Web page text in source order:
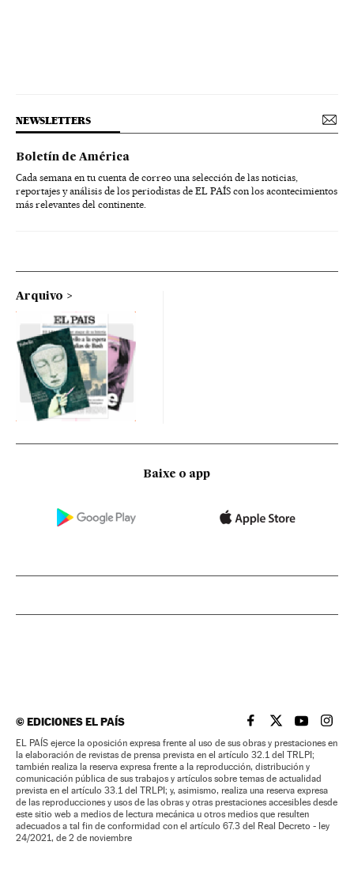
NEWSLETTERS
Boletín de América
Cada semana en tu cuenta de correo una selección de las noticias,
reportajes y análisis de los periodistas de EL PAÍS con los acontecimientos
más relevantes del continente.
Arquivo
Baixe o app
©EDICIONES EL PAÍS EL PAÍS BRASIL EN
EL PAÍSEL PAÍS
EL
EL PAÍS ejerce la oposición expresa frente al uso de sus obras y prestaciones en
la elaboración de revistas de prensa prevista en el artículo 32.1 del TRLPI;
también realiza la reserva expresa frente a la reproducción, distribución y
comunicación pública de sus trabajos y artículos sobre temas de actualidad
prevista en el artículo 33.1 del TRLPI; y, asimismo, realiza una reserva expresa
de las reproducciones y usos de las obras y otras prestaciones accesibles desde
este sitio web a medios de lectura mecánica u otros medios que resulten
adecuados a tal fin de conformidad con el artículo 67.3 del Real Decreto - ley
24/2021, de 2 de noviembre